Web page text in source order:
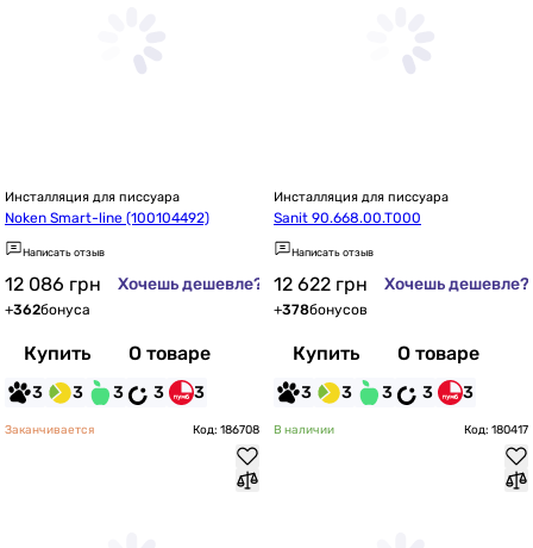
Инсталляция для писсуара
Noken Smart-line (100104492)
Написать отзыв
12 086 грн Хочешь дешевле?
+362бонуса
Купить О товаре
3 3 3 3 3
Инсталляция для писсуара
Sanit 90.668.00.T000
Написать отзыв
12 622 грн Хочешь дешевле?
+378бонусов
Купить О товаре
3 3 3 3 3
Заканчивается Код: 186708 В наличии Код: 180417